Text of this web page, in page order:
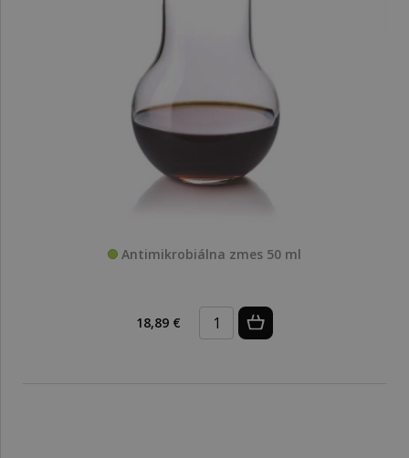
Antimikrobiálna zmes 50 ml
18,89 €